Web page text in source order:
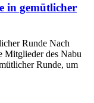
in gemütlicher
Runde Nach
Mitglieder des Nabu
Runde, um